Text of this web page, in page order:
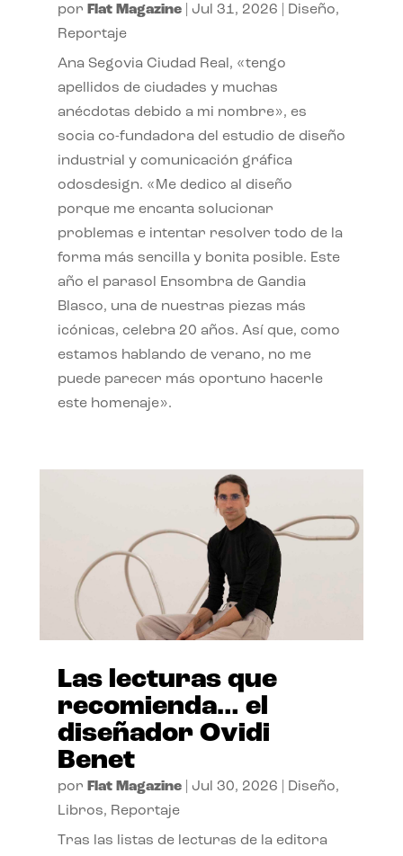
por Flat Magazine| Jul 31, 2026 Diseño,
Reportaje
Ana Segovia Ciudad Real, «tengo
apellidos de ciudades y muchas
anécdotas debido a mi nombre», es
socia co-fundadora del estudio de diseño
industrial y comunicación gráfica
odosdesign. «Me dedico al diseño
porque me encanta solucionar
problemas e intentar resolver todo de la
forma más sencilla y bonita posible. Este
año el parasol Ensombra de Gandia
Blasco, una de nuestras piezas más
icónicas, celebra 20 años. Así que, como
estamos hablando de verano, no me
puede parecer más oportuno hacerle
este homenaje».
Las lecturas que
recomienda… el
diseñador Ovidi
Benet
por Flat Magazine| Jul 30, 2026 Diseño,
Libros, Reportaje
Tras las listas de lecturas de la editora